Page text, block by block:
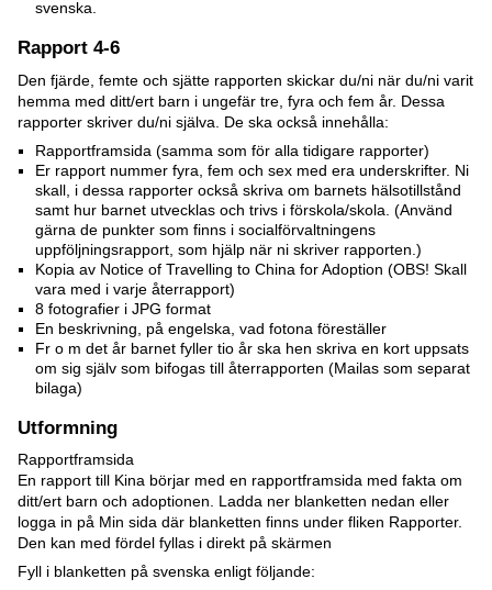
svenska.
Rapport 4-6
Den fjärde, femte och sjätte rapporten skickar du/ni när du/ni varit
hemma med ditt/ert barn i ungefär tre, fyra och fem år. Dessa
rapporter skriver du/ni själva. De ska också innehålla:
Rapportframsida (samma som för alla tidigare rapporter)
Er rapport nummer fyra, fem och sex med era underskrifter. Ni
skall, i dessa rapporter också skriva om barnets hälsotillstånd
samt hur barnet utvecklas och trivs i förskola/skola. (Använd
gärna de punkter som finns i socialförvaltningens
uppföljningsrapport, som hjälp när ni skriver rapporten.)
Kopia av Notice of Travelling to China for Adoption (OBS! Skall
vara med i varje återrapport)
8 fotografier i JPG format
En beskrivning, på engelska, vad fotona föreställer
Fr o m det år barnet fyller tio år ska hen skriva en kort uppsats
om sig själv som bifogas till återrapporten (Mailas som separat
bilaga)
Utformning
Rapportframsida
En rapport till Kina börjar med en rapportframsida med fakta om
ditt/ert barn och adoptionen. Ladda ner blanketten nedan eller
logga in på Min sida där blanketten finns under fliken Rapporter.
Den kan med fördel fyllas i direkt på skärmen
Fyll i blanketten på svenska enligt följande: